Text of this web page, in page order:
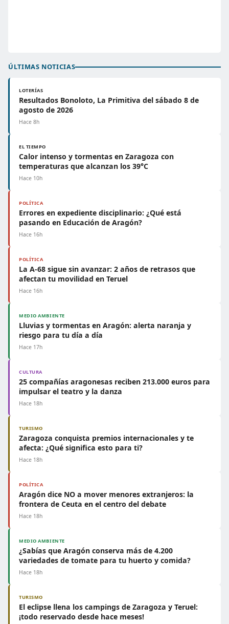
ÚLTIMAS NOTICIAS
LOTERÍAS
Resultados Bonoloto, La Primitiva del sábado 8 de
agosto de 2026
Hace 8h
EL TIEMPO
Calor intenso y tormentas en Zaragoza con
temperaturas que alcanzan los 39°C
Hace 10h
POLÍTICA
Errores en expediente disciplinario: ¿Qué está
pasando en Educación de Aragón?
Hace 16h
POLÍTICA
La A-68 sigue sin avanzar: 2 años de retrasos que
afectan tu movilidad en Teruel
Hace 16h
MEDIO AMBIENTE
Lluvias y tormentas en Aragón: alerta naranja y
riesgo para tu día a día
Hace 17h
CULTURA
25 compañías aragonesas reciben 213.000 euros para
impulsar el teatro y la danza
Hace 18h
TURISMO
Zaragoza conquista premios internacionales y te
afecta: ¿Qué significa esto para ti?
Hace 18h
POLÍTICA
Aragón dice NO a mover menores extranjeros: la
frontera de Ceuta en el centro del debate
Hace 18h
MEDIO AMBIENTE
¿Sabías que Aragón conserva más de 4.200
variedades de tomate para tu huerto y comida?
Hace 18h
TURISMO
El eclipse llena los campings de Zaragoza y Teruel:
¡todo reservado desde hace meses!